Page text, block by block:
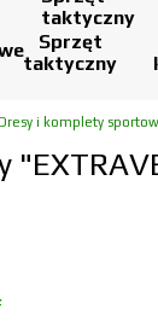
Sprzęt
taktyczny
i komplety